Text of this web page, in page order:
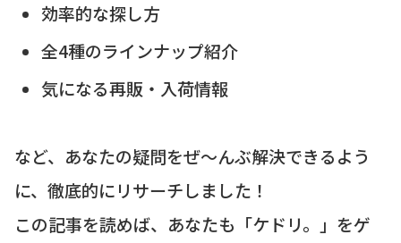
効率的な探し方
全4種のラインナップ紹介
気になる再販・入荷情報
など、あなたの疑問をぜ〜んぶ解決できるよう
に、徹底的にリサーチしました！
この記事を読めば、あなたも「ケドリ。」をゲ